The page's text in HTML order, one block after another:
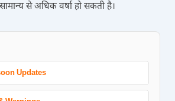
से अधिक वर्षा हो सकती है।
Updates